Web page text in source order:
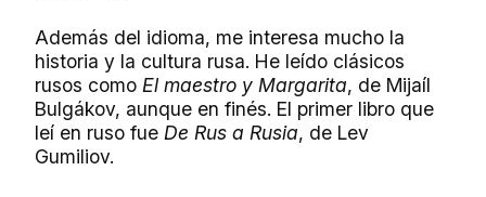
Además del idioma, me interesa mucho la
historia y la cultura rusa. He leído clásicos
rusos como El maestro y Margarita, de Mijaíl
Bulgákov, aunque en finés. El primer libro que
leí en ruso fue De Rus a Rusia, de Lev
Gumiliov.